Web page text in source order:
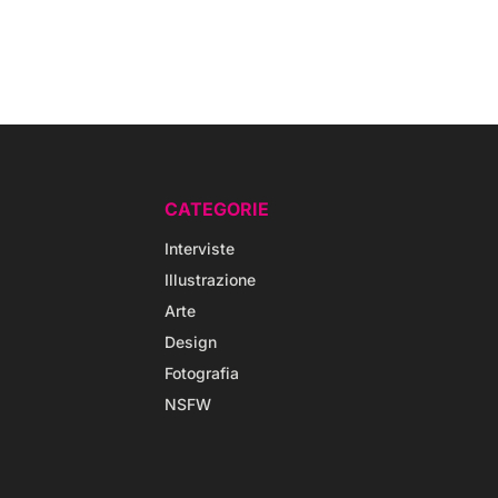
CATEGORIE
Interviste
Illustrazione
Arte
Design
Fotografia
NSFW